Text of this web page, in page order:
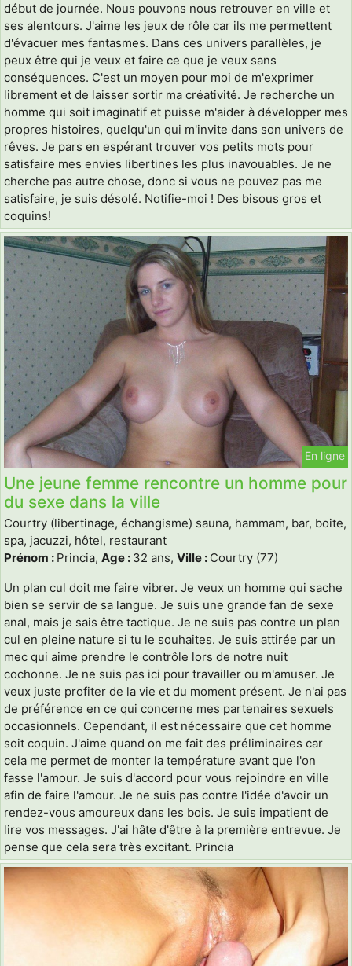
début de journée. Nous pouvons nous retrouver en ville et
ses alentours. J'aime les jeux de rôle car ils me permettent
d'évacuer mes fantasmes. Dans ces univers parallèles, je
peux être qui je veux et faire ce que je veux sans
conséquences. C'est un moyen pour moi de m'exprimer
librement et de laisser sortir ma créativité. Je recherche un
homme qui soit imaginatif et puisse m'aider à développer mes
propres histoires, quelqu'un qui m'invite dans son univers de
rêves. Je pars en espérant trouver vos petits mots pour
satisfaire mes envies libertines les plus inavouables. Je ne
cherche pas autre chose, donc si vous ne pouvez pas me
satisfaire, je suis désolé. Notifie-moi ! Des bisous gros et
coquins!
En ligne
Une jeune femme rencontre un homme pour
du sexe dans la ville
Courtry (libertinage, échangisme) sauna, hammam, bar, boite,
spa, jacuzzi, hôtel, restaurant
Prénom : Princia, Age : 32 ans, Ville : Courtry (77)
Un plan cul doit me faire vibrer. Je veux un homme qui sache
bien se servir de sa langue. Je suis une grande fan de sexe
anal, mais je sais être tactique. Je ne suis pas contre un plan
cul en pleine nature si tu le souhaites. Je suis attirée par un
mec qui aime prendre le contrôle lors de notre nuit
cochonne. Je ne suis pas ici pour travailler ou m'amuser. Je
veux juste profiter de la vie et du moment présent. Je n'ai pas
de préférence en ce qui concerne mes partenaires sexuels
occasionnels. Cependant, il est nécessaire que cet homme
soit coquin. J'aime quand on me fait des préliminaires car
cela me permet de monter la température avant que l'on
fasse l'amour. Je suis d'accord pour vous rejoindre en ville
afin de faire l'amour. Je ne suis pas contre l'idée d'avoir un
rendez-vous amoureux dans les bois. Je suis impatient de
lire vos messages. J'ai hâte d'être à la première entrevue. Je
pense que cela sera très excitant. Princia